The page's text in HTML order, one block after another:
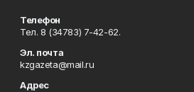
Телефон
Тел. 8 (34783) 7-42-62.
Эл. почта
kzgazeta@mail.ru
Адрес